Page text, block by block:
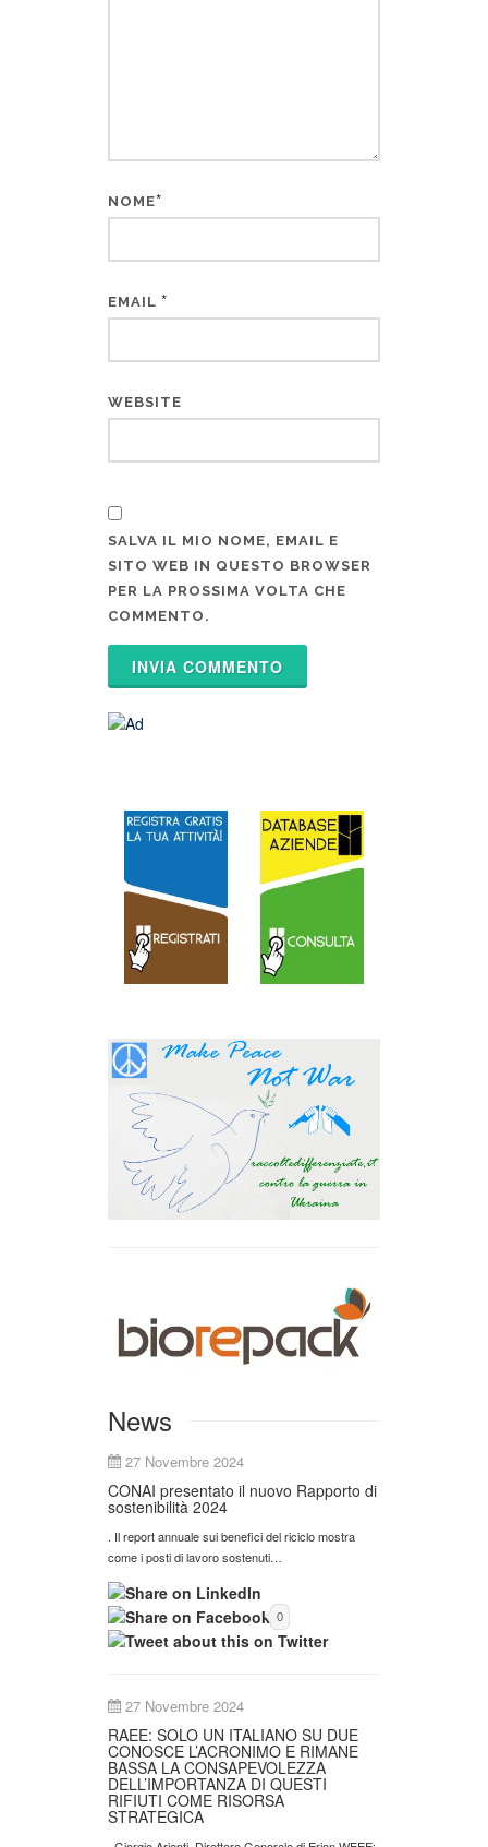
NOME*
EMAIL *
WEBSITE
SALVA IL MIO NOME, EMAIL E
SITO WEB IN QUESTO BROWSER
PER LA PROSSIMA VOLTA CHE
COMMENTO.
News
27 Novembre 2024
CONAI presentato il nuovo Rapporto di
sostenibilità 2024
. Il report annuale sui benefici del riciclo mostra
come i posti di lavoro sostenuti…
0
27 Novembre 2024
RAEE: SOLO UN ITALIANO SU DUE
CONOSCE L’ACRONIMO E RIMANE
BASSA LA CONSAPEVOLEZZA
DELL’IMPORTANZA DI QUESTI
RIFIUTI COME RISORSA
STRATEGICA